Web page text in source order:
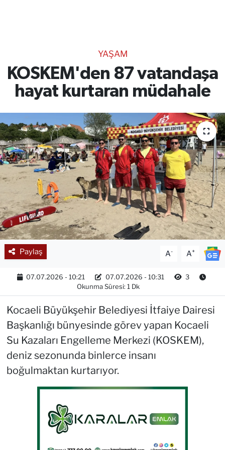
YAŞAM
KOSKEM'den 87 vatandaşa
hayat kurtaran müdahale
Paylaş A- A+
07.07.2026 - 10:21 07.07.2026 - 10:31
3
Okunma Süresi: 1 Dk
Kocaeli Büyükşehir Belediyesi İtfaiye Dairesi
Başkanlığı bünyesinde görev yapan Kocaeli
Su Kazaları Engelleme Merkezi (KOSKEM),
deniz sezonunda binlerce insanı
boğulmaktan kurtarıyor.
RESMİ İLANLAR
Gencsesfm Canlı Dinle